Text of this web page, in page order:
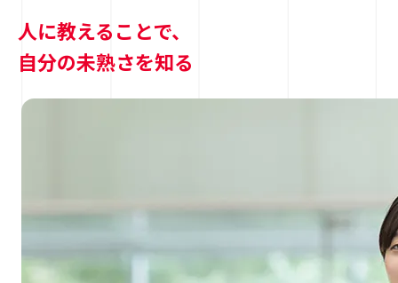
人に教えることで、
自分の未熟さを知る